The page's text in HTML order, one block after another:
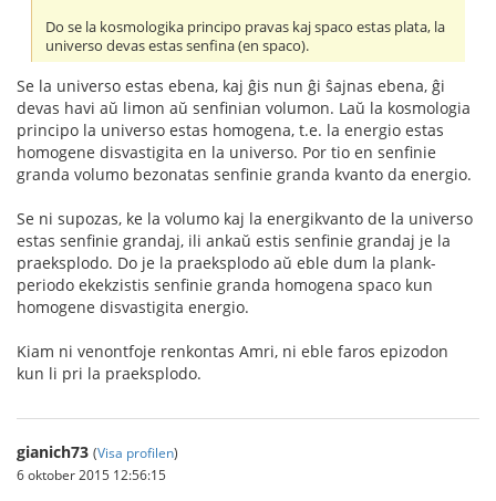
Do se la kosmologika principo pravas kaj spaco estas plata, la
universo devas estas senfina (en spaco).
Se la universo estas ebena, kaj ĝis nun ĝi ŝajnas ebena, ĝi
devas havi aŭ limon aŭ senfinian volumon. Laŭ la kosmologia
principo la universo estas homogena, t.e. la energio estas
homogene disvastigita en la universo. Por tio en senfinie
granda volumo bezonatas senfinie granda kvanto da energio.
Se ni supozas, ke la volumo kaj la energikvanto de la universo
estas senfinie grandaj, ili ankaŭ estis senfinie grandaj je la
praeksplodo. Do je la praeksplodo aŭ eble dum la plank-
periodo ekekzistis senfinie granda homogena spaco kun
homogene disvastigita energio.
Kiam ni venontfoje renkontas Amri, ni eble faros epizodon
kun li pri la praeksplodo.
gianich73 (Visa profilen)
6 oktober 2015 12:56:15